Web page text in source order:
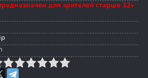
для зрителей старше 12+
10